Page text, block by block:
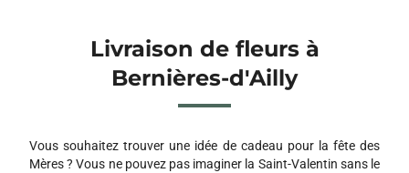
Livraison de fleurs à
Bernières-d'Ailly
Vous souhaitez trouver une idée de cadeau pour la fête des
Mères ? Vous ne pouvez pas imaginer la Saint-Valentin sans le